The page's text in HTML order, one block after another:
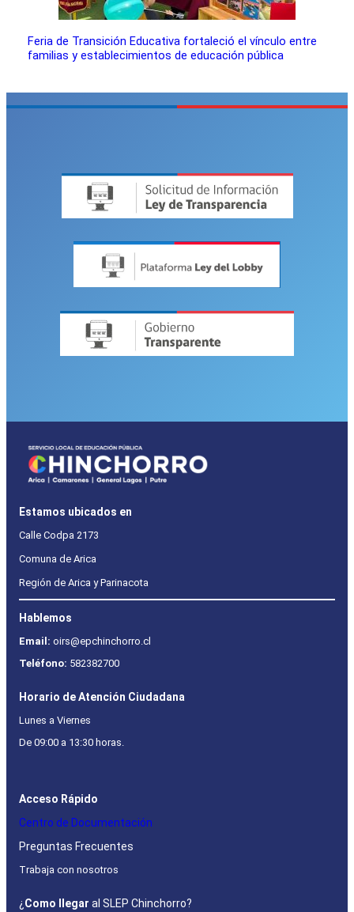
Feria de Transición Educativa fortaleció el vínculo entre
familias y establecimientos de educación pública
Estamos ubicados en
Calle Codpa 2173
Comuna de Arica
Región de Arica y Parinacota
Hablemos
Email: oirs@epchinchorro.cl
Teléfono: 582382700
Horario de Atención Ciudadana
Lunes a Viernes
De 09:00 a 13:30 horas.
Acceso Rápido
Centro de Documentación
Preguntas Frecuentes
Trabaja con nosotros
¿ Como llegar al SLEP Chinchorro?